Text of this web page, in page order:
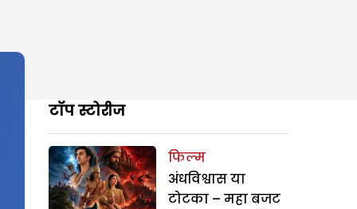
टॉप स्टोरीज
फिल्म
अंधविश्वास या
टोटका – महा बजट